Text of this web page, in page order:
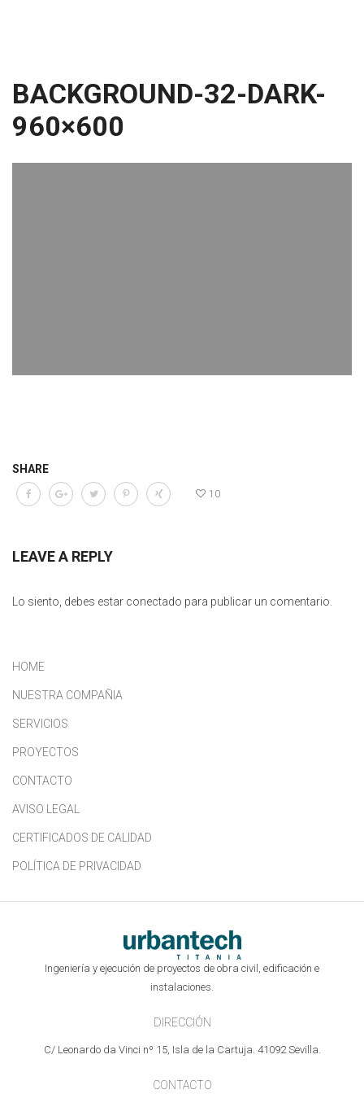
BACKGROUND-32-DARK-
960×600
SHARE
10
LEAVE A REPLY
Lo siento, debes estar conectado para publicar un comentario.
HOME
NUESTRA COMPAÑIA
SERVICIOS
PROYECTOS
CONTACTO
AVISO LEGAL
CERTIFICADOS DE CALIDAD
POLÍTICA DE PRIVACIDAD
Ingeniería y ejecución de proyectos de obra civil, edificación e
instalaciones.
DIRECCIÓN
C/ Leonardo da Vinci nº 15, Isla de la Cartuja. 41092 Sevilla.
CONTACTO